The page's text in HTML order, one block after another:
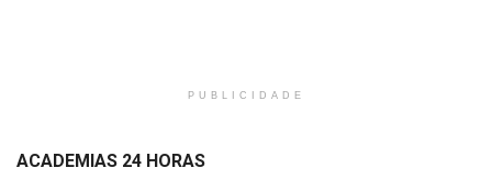
PUBLICIDADE
ACADEMIAS 24 HORAS